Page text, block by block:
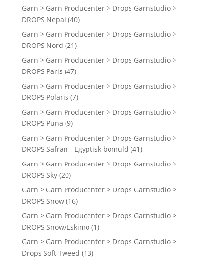
Garn > Garn Producenter > Drops Garnstudio >
DROPS Nepal (40)
Garn > Garn Producenter > Drops Garnstudio >
DROPS Nord (21)
Garn > Garn Producenter > Drops Garnstudio >
DROPS Paris (47)
Garn > Garn Producenter > Drops Garnstudio >
DROPS Polaris (7)
Garn > Garn Producenter > Drops Garnstudio >
DROPS Puna (9)
Garn > Garn Producenter > Drops Garnstudio >
DROPS Safran - Egyptisk bomuld (41)
Garn > Garn Producenter > Drops Garnstudio >
DROPS Sky (20)
Garn > Garn Producenter > Drops Garnstudio >
DROPS Snow (16)
Garn > Garn Producenter > Drops Garnstudio >
DROPS Snow/Eskimo (1)
Garn > Garn Producenter > Drops Garnstudio >
Drops Soft Tweed (13)